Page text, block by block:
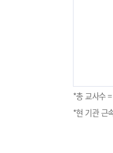
*총 교사수
*현 기관 근